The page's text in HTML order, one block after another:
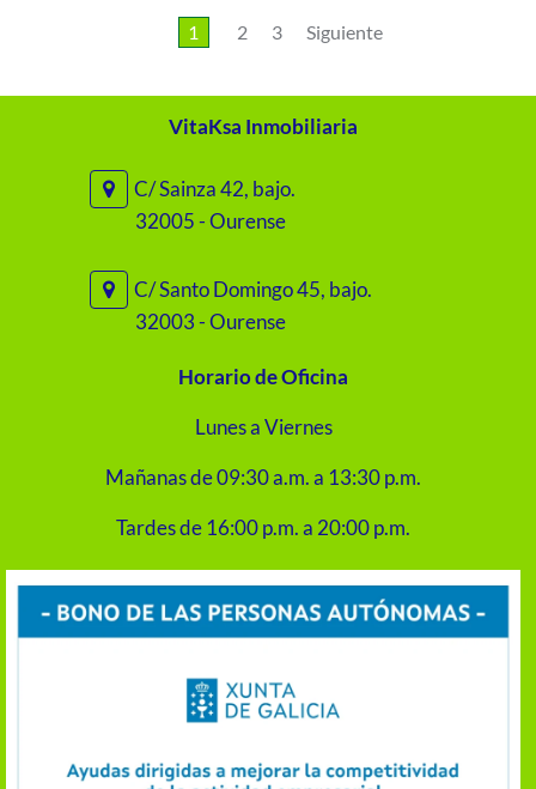
1 2 3 Siguiente
VitaKsa Inmobiliaria
C/ Sainza 42, bajo.
32005 - Ourense
C/ Santo Domingo 45, bajo.
32003 - Ourense
Horario de Oficina
Lunes a Viernes
Mañanas de 09:30 a.m. a 13:30 p.m.
Tardes de 16:00 p.m. a 20:00 p.m.